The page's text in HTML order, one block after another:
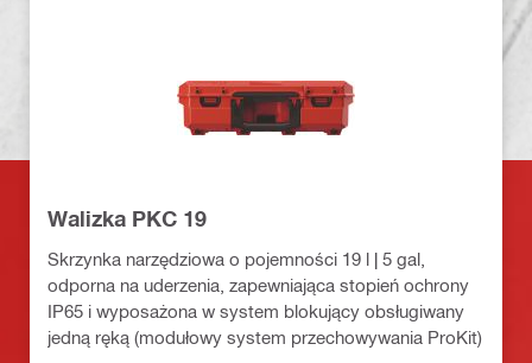
Walizka PKC 19
Skrzynka narzędziowa o pojemności 19 l | 5 gal,
odporna na uderzenia, zapewniająca stopień ochrony
IP65 i wyposażona w system blokujący obsługiwany
jedną ręką (modułowy system przechowywania ProKit)